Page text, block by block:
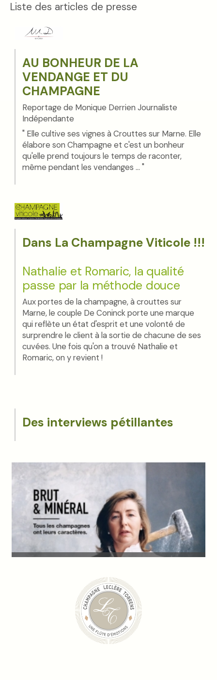
Liste des articles de presse
AU BONHEUR DE LA
VENDANGE ET DU
CHAMPAGNE
Reportage de Monique Derrien Journaliste
Indépendante
" Elle cultive ses vignes à Crouttes sur Marne. Elle
élabore son Champagne et c'est un bonheur
qu'elle prend toujours le temps de raconter,
même pendant les vendanges ... "
Dans La Champagne Viticole !!!
Nathalie et Romaric, la qualité
passe par la méthode douce
Aux portes de la champagne, à crouttes sur
Marne, le couple De Coninck porte une marque
qui reflète un état d'esprit et une volonté de
surprendre le client à la sortie de chacune de ses
cuvées. Une fois qu'on a trouvé Nathalie et
Romaric, on y revient !
Des interviews pétillantes